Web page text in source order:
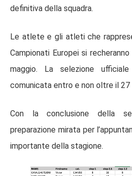
definitiva della squadra.
Le atlete e gli atleti che
Campionati Europei si
maggio. La selezione
comunicata entro e non oltre il 27
Con la conclusione della
preparazione mirata per
importante della stagione.